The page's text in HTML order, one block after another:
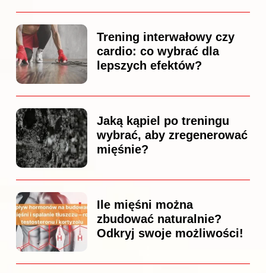
Trening interwałowy czy
cardio: co wybrać dla
lepszych efektów?
Jaką kąpiel po treningu
wybrać, aby zregenerować
mięśnie?
Ile mięśni można
zbudować naturalnie?
Odkryj swoje możliwości!